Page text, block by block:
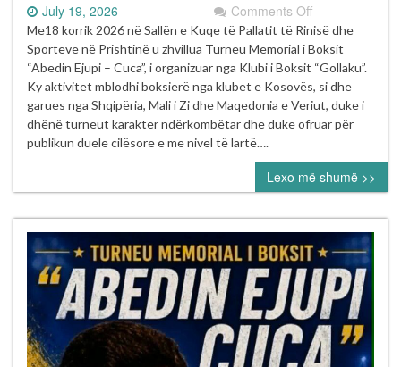
July 19, 2026 Comments Offon
Turneu
Memorial
“Abedin
Ejupi
–
Cuca”
Me18 korrik 2026 në Sallën e Kuqe të Pallatit të Rinisë dhe
Sporteve në Prishtinë u zhvillua Turneu Memorial i Boksit
“Abedin Ejupi – Cuca”, i organizuar nga Klubi i Boksit “Gollaku”.
Ky aktivitet mblodhi boksierë nga klubet e Kosovës, si dhe
garues nga Shqipëria, Mali i Zi dhe Maqedonia e Veriut, duke i
dhënë turneut karakter ndërkombëtar dhe duke ofruar për
publikun duele cilësore e me nivel të lartë….
Lexo më shumë >>